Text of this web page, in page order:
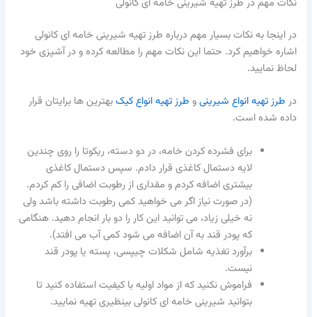
در اینجا به نکات بسیار مهم درباره طرز تهیه شیرینی خامه ای کانولی
اشاره خواهیم کرد. حتما این نکات مهم را مطالعه کرده و در آشپزی خود
لحاظ نمایید.
در طرز تهیه انواع شیرینیو طرز تهیه انواع کیکبهترین ها برایتان قرار
داده شده است.
برای فشرده کردن خامه، در دو دسته، ریکوتا را روی چندین
لایه دستمال کاغذی قرار دادم. سپس دستمال کاغذی
بیشتری اضافه کردم و مقداری از رطوبت اضافی را کم کردم.
(در صورت نیاز اگر می خواهید کمی رطوبت داشته باشد ولی
نه خیلی زیاد، می توانید این کار را دو بار انجام دهید. هنگامی
که پودر قند به آن اضافه می شود کمی آب می افتد).
برآورد تغذیه شامل شکلات چیپسی، پسته یا پودر قند
نیست.
فراموش نکنید که از مواد اولیه با کیفیت استفاده کنید تا
بتوانید شیرینی خامه ای کانولیبینظیری تهیه نمایید.